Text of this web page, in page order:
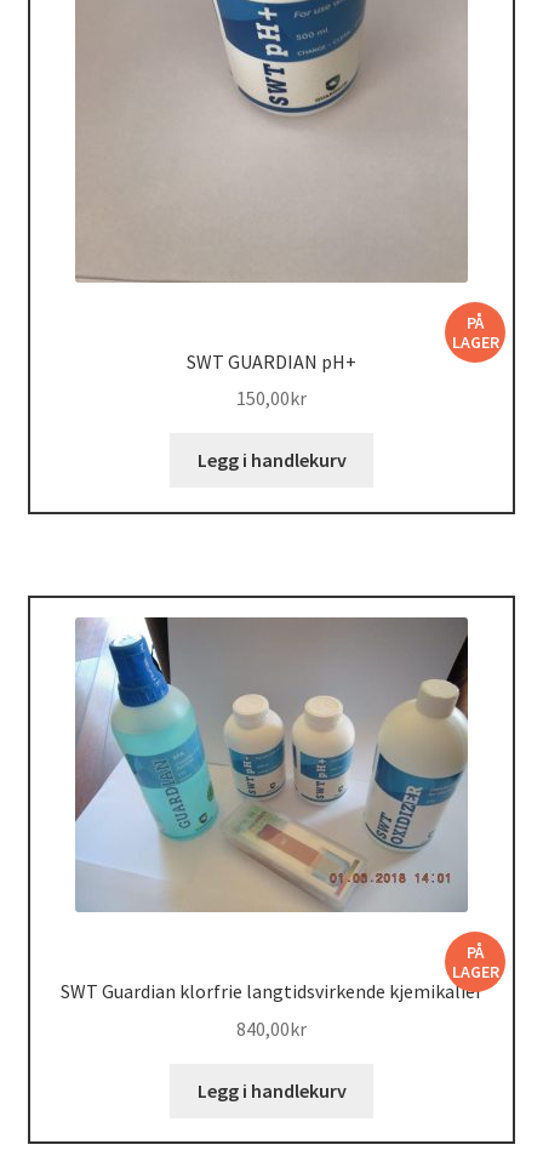
PÅ
LAGER
SWT GUARDIAN pH+
150,00kr
Legg i handlekurv
PÅ
LAGER
SWT Guardian klorfrie langtidsvirkende kjemikalier
840,00kr
Legg i handlekurv